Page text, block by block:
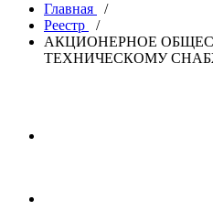
Главная
/
Реестр
/
АКЦИОНЕРНОЕ
ТЕХНИЧЕСКОМУ